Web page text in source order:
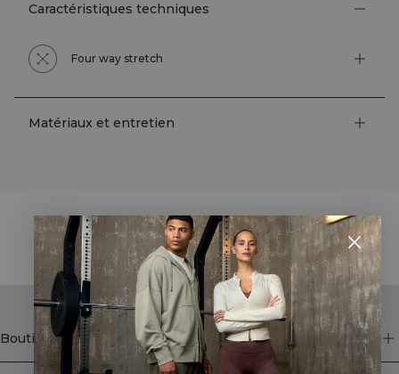
Caractéristiques techniques
Four way stretch
Matériaux et entretien
STYLE WITH
Boutique